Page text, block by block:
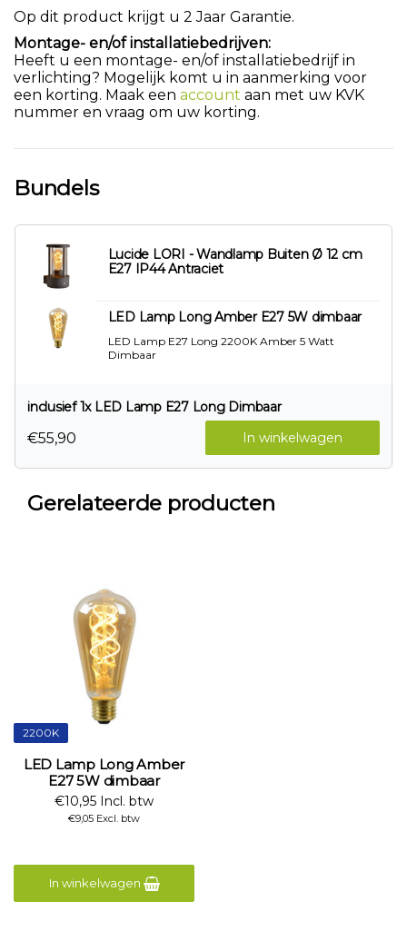
Op dit product krijgt u 2 Jaar Garantie.
Montage- en/of installatiebedrijven:
Heeft u een montage- en/of installatiebedrijf in
verlichting? Mogelijk komt u in aanmerking voor
een korting. Maak een account aan met uw KVK
nummer en vraag om uw korting.
Bundels
Lucide LORI - Wandlamp Buiten Ø 12 cm
E27 IP44 Antraciet
LED Lamp Long Amber E27 5W dimbaar
LED Lamp E27 Long 2200K Amber 5 Watt
Dimbaar
inclusief 1x LED Lamp E27 Long Dimbaar
In winkelwagen
€55,90
Gerelateerde producten
2200K
LED Lamp Long Amber
E27 5W dimbaar
€10,95 Incl. btw
€9,05 Excl. btw
In winkelwagen